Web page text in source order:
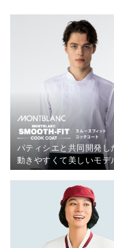
パティシエと共同開発し
動きやすくて美しいモデ